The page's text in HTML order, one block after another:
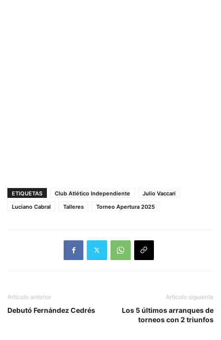
ETIQUETAS Club Atlético Independiente
Julio Vaccari
Luciano Cabral
Talleres Torneo Apertura 2025
Artículo anterior
Debutó Fernández Cedrés
Artículo siguiente
Los 5 últimos arranques de
torneos con 2 triunfos